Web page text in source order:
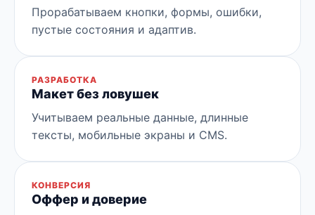
Прорабатываем кнопки, формы, ошибки,
пустые состояния и адаптив.
РАЗРАБОТКА
Макет без ловушек
Учитываем реальные данные, длинные
тексты, мобильные экраны и CMS.
КОНВЕРСИЯ
Оффер и доверие